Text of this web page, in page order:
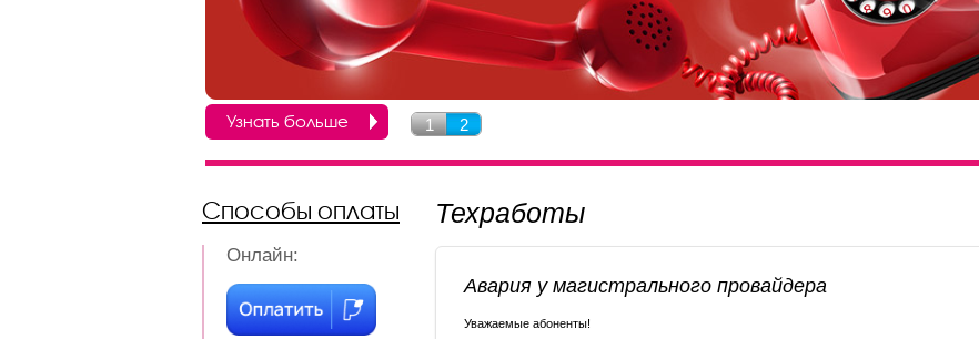
Узнать больше 1 2
Способы оплаты
Онлайн:
Техработы
Авария у магистрального провайдера
Уважаемые абоненты!